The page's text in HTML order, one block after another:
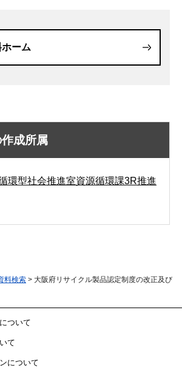
ーム
成所属
環型社会推進室資源循環課3R推進
料検索 > 大阪府リサイクル製品認定制度の改正及び
ついて
て
について